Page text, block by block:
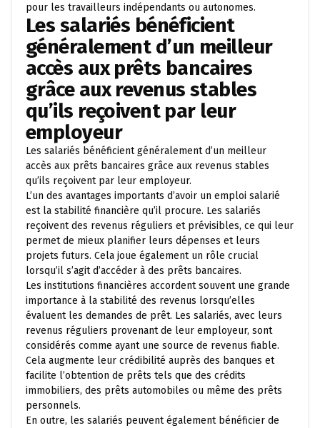
pour les travailleurs indépendants ou autonomes.
Les salariés bénéficient
généralement d’un meilleur
accès aux prêts bancaires
grâce aux revenus stables
qu’ils reçoivent par leur
employeur
Les salariés bénéficient généralement d’un meilleur
accès aux prêts bancaires grâce aux revenus stables
qu’ils reçoivent par leur employeur.
L’un des avantages importants d’avoir un emploi salarié
est la stabilité financière qu’il procure. Les salariés
reçoivent des revenus réguliers et prévisibles, ce qui leur
permet de mieux planifier leurs dépenses et leurs
projets futurs. Cela joue également un rôle crucial
lorsqu’il s’agit d’accéder à des prêts bancaires.
Les institutions financières accordent souvent une grande
importance à la stabilité des revenus lorsqu’elles
évaluent les demandes de prêt. Les salariés, avec leurs
revenus réguliers provenant de leur employeur, sont
considérés comme ayant une source de revenus fiable.
Cela augmente leur crédibilité auprès des banques et
facilite l’obtention de prêts tels que des crédits
immobiliers, des prêts automobiles ou même des prêts
personnels.
En outre, les salariés peuvent également bénéficier de